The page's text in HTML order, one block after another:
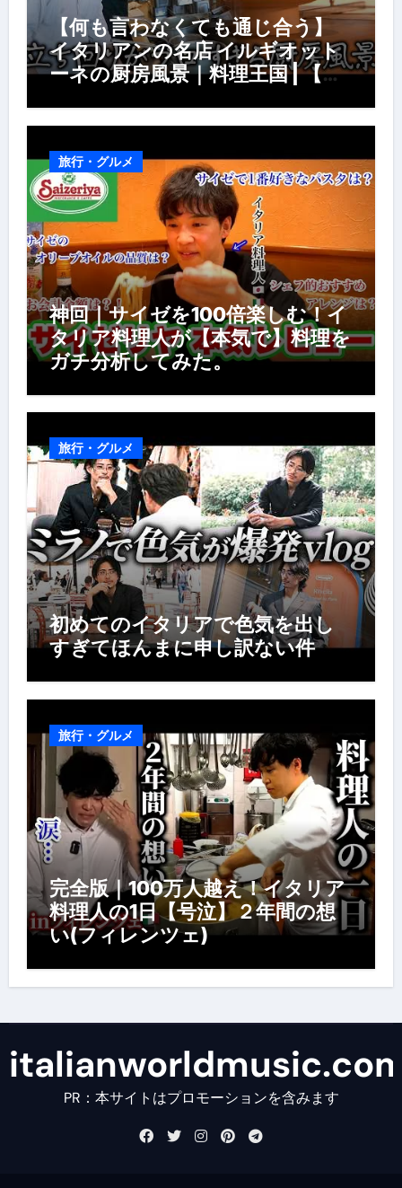
【何も言わなくても通じ合う】
イタリアンの名店 イルギオット
ーネの厨房風景｜料理王国 | 【厨
風景】
旅行・グルメ
神回｜サイゼを100倍楽しむ！イ
タリア料理人が【本気で】料理を
ガチ分析してみた。
旅行・グルメ
初めてのイタリアで色気を出し
すぎてほんまに申し訳ない件
旅行・グルメ
完全版｜100万人越え！イタリア
料理人の1日【号泣】２年間の想
い(フィレンツェ)
PR：本サイトはプロモーションを含みます